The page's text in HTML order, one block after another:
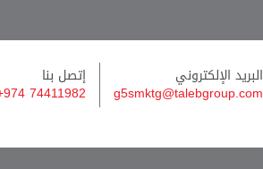
البريد الإلكتروني
g5smktg@talebgroup.com
إتصل بنا
74411982